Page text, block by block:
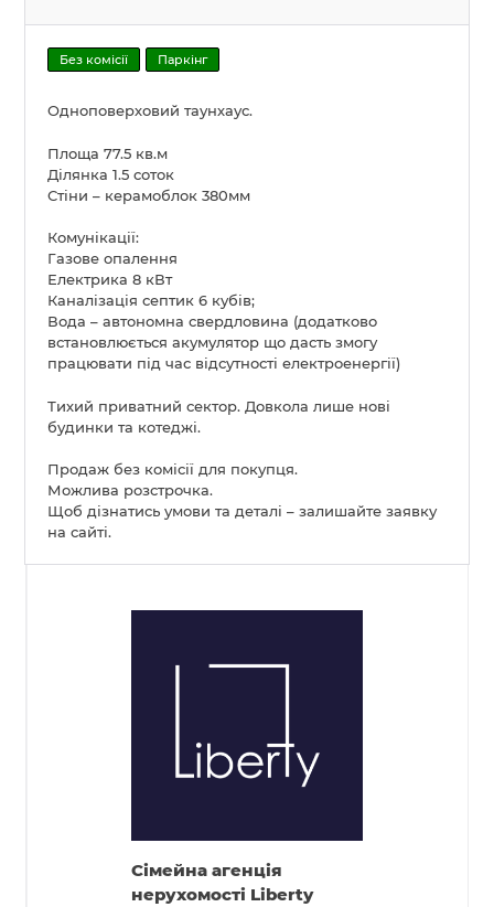
Без комісії Паркінг
Одноповерховий таунхаус.
Площа 77.5 кв.м
Ділянка 1.5 соток
Стіни – керамоблок 380мм
Комунікації:
Газове опалення
Електрика 8 кВт
Каналізація септик 6 кубів;
Вода – автономна свердловина (додатково
встановлюється акумулятор що дасть змогу
працювати під час відсутності електроенергії)
Тихий приватний сектор. Довкола лише нові
будинки та котеджі.
Продаж без комісії для покупця.
Можлива розстрочка.
Щоб дізнатись умови та деталі – залишайте заявку
на сайті.
Cімейна агенція
нерухомості Liberty